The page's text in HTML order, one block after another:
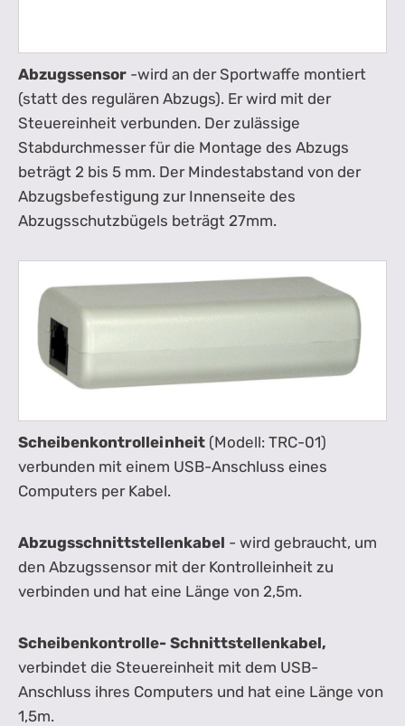
Abzugssensor -wird an der Sportwaffe montiert
(statt des regulären Abzugs). Er wird mit der
Steuereinheit verbunden. Der zulässige
Stabdurchmesser für die Montage des Abzugs
beträgt 2 bis 5 mm. Der Mindestabstand von der
Abzugsbefestigung zur Innenseite des
Abzugsschutzbügels beträgt 27mm.
Scheibenkontrolleinheit (Modell: TRC-01)
verbunden mit einem USB-Anschluss eines
Computers per Kabel.
Abzugsschnittstellenkabel - wird gebraucht, um
den Abzugssensor mit der Kontrolleinheit zu
verbinden und hat eine Länge von 2,5m.
Scheibenkontrolle- Schnittstellenkabel,
verbindet die Steuereinheit mit dem USB-
Anschluss ihres Computers und hat eine Länge von
1,5m.